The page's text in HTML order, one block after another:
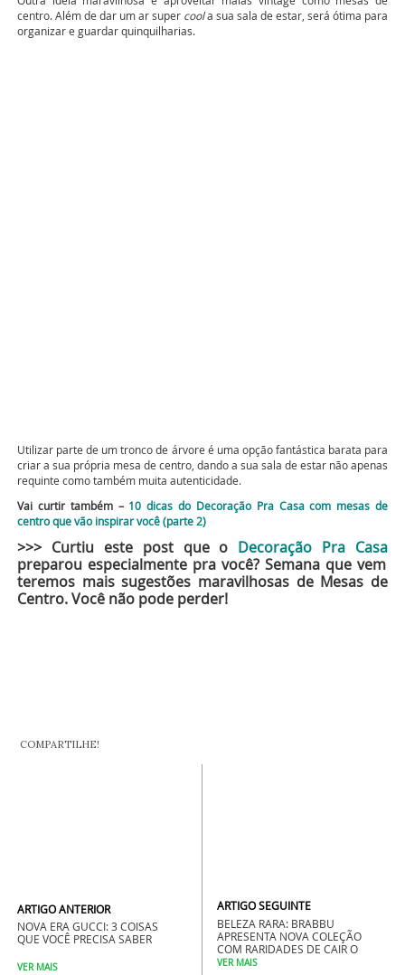
centro. Além de dar um ar super coola sua sala de estar, será ótima para
organizar e guardar quinquilharias.
Utilizar parte de um tronco de árvore é uma opção fantástica barata para
criar a sua própria mesa de centro, dando a sua sala de estar não apenas
requinte como também muita autenticidade.
Vai curtir também – 10 dicas do Decoração Pra Casa com mesas de
centro que vão inspirar você (parte 2)
>>> Curtiu este post que o Decoração Pra Casa
preparou especialmente pra você? Semana que vem
teremos mais sugestões maravilhosas de Mesas de
Centro. Você não pode perder!
COMPARTILHE!
ARTIGO ANTERIOR
NOVA ERA GUCCI: 3 COISAS
QUE VOCÊ PRECISA SABER
VER MAIS
ARTIGO SEGUINTE
BELEZA RARA: BRABBU
APRESENTA NOVA COLEÇÃO
COM RARIDADES DE CAIR O
QUEIXO
VER MAIS